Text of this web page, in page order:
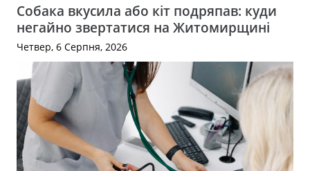
Собака вкусила або кіт подряпав: куди
негайно звертатися на Житомирщині
Четвер, 6 Серпня, 2026